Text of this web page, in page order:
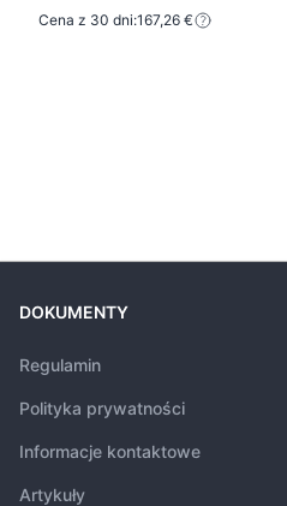
Cena z 30 dni:167,26 €
DOKUMENTY
Regulamin
Polityka prywatności
Informacje kontaktowe
Artykuły